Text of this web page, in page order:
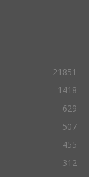
21851
1418
629
507
455
312